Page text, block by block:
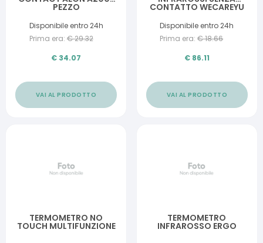
PEZZO
Disponibile entro 24h
Prima era: €29.32
€ 34.07
VAI AL PRODOTTO
CONTATTO WECAREYU
TOUCH 1 PEZZO
Disponibile entro 24h
Prima era: €18.66
€ 86.11
VAI AL PRODOTTO
TERMOMETRO NO
TOUCH MULTIFUNZIONE
TERMOMETRO
INFRAROSSO ERGO